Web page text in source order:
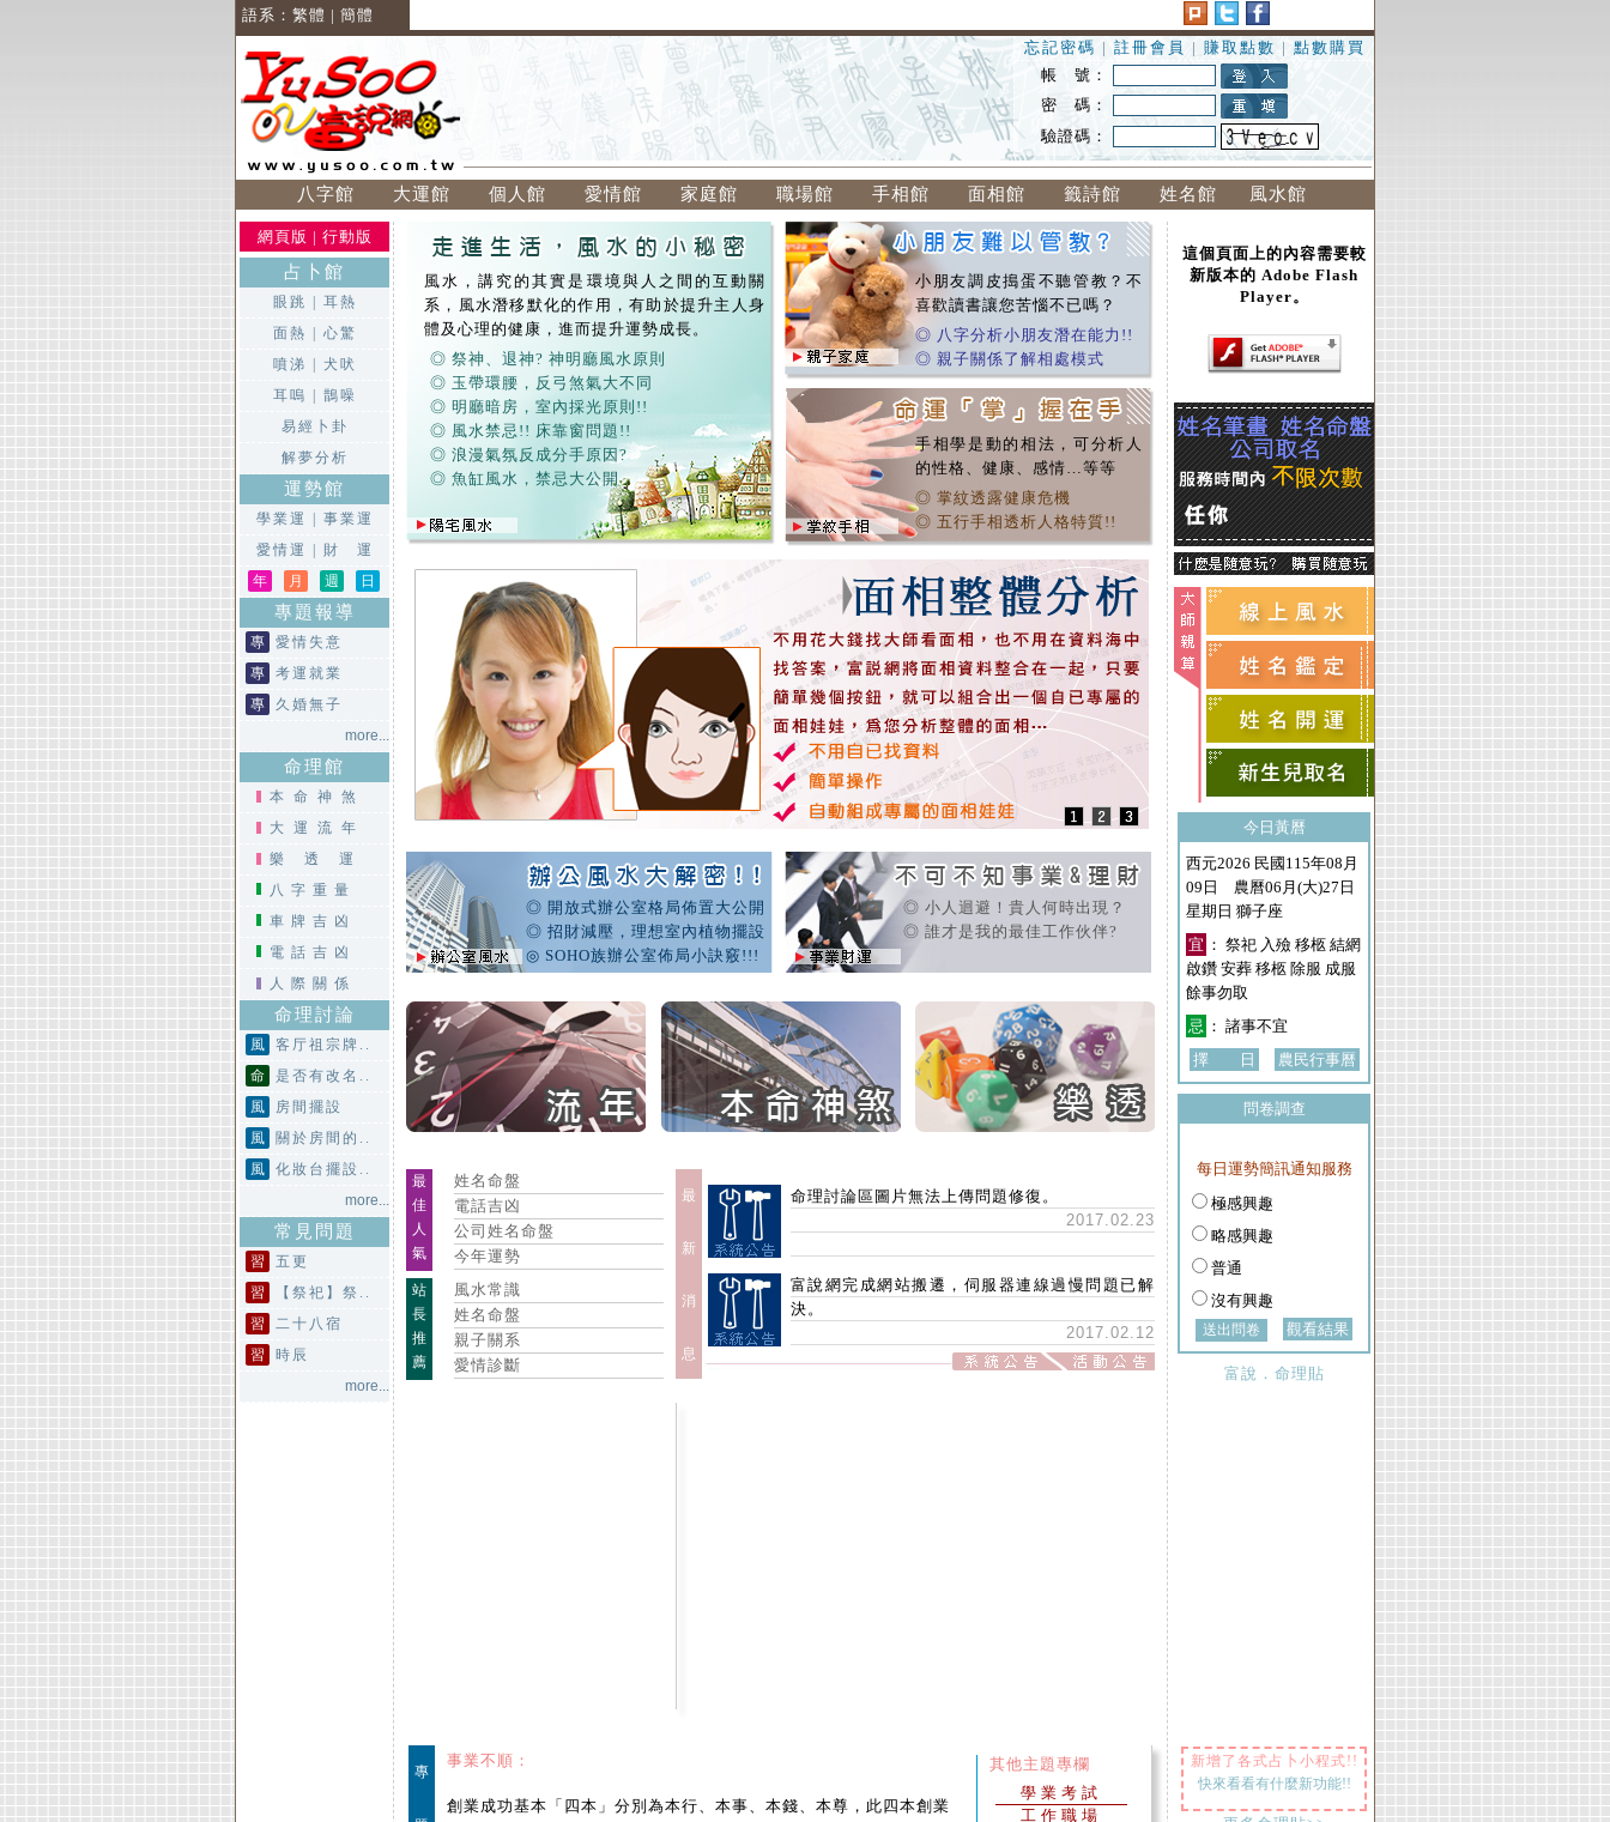
語系： 繁體 | 簡體
忘記密碼 | 註冊會員 | 賺取點數 | 點數購買
帳 號：
密 碼：
驗證碼：
八字館 大運館 個人館 愛情館 家庭館 職場館 手相館 面相館 籤詩館 姓名館 風水館
這個頁面上的內容需要較
新版本的 Adobe Flash
Player。
今日黃曆
西元2026 民國115年08月
09日 農曆06月(大)27日
星期日 獅子座
宜 ： 祭祀 入殮 移柩 結網
啟鑽 安葬 移柩 除服 成服
餘事勿取
忌 ： 諸事不宜
擇 日
農民行事曆
問卷調查
每日運勢簡訊通知服務
極感興趣
略感興趣
普通
沒有興趣
觀看結果
富說．命理貼
新增了各式占卜小程式!!
快來看看有什麼新功能!!
網頁版 | 行動版
占卜館
眼跳
耳熱
面熱
心驚
噴涕
犬吠
耳嗚
鵲噪
易經卜卦
解夢分析
運勢館
學業運
事業運
愛情運
財 運
年
月 週 日
專題報導
專
愛情失意
專
考運就業
專
久婚無子
more...
命理館
本命神煞
大運流年
樂透運
八字重量
車牌吉凶
電話吉凶
人際關係
命理討論
風
客厅祖宗牌..
命
是否有改名..
風
房間擺設
風
關於房間的..
風
化妝台擺設..
more...
常見問題
習
五更
習
【祭祀】祭..
習
二十八宿
習
時辰
more...
小朋友調皮搗蛋不聽管教？不
喜歡讀書讓您苦惱不已嗎？
◎ 八字分析小朋友潛在能力!!
◎ 親子關係了解相處模式
dfdf
風水，講究的其實是環境與人之間的互動關
系，風水潛移默化的作用，有助於提升主人身
體及心理的健康，進而提升運勢成長。
◎ 祭神、退神? 神明廳風水原則
◎ 玉帶環腰，反弓煞氣大不同
◎ 明廳暗房，室內採光原則!!
◎ 風水禁忌!! 床靠窗問題!!
◎ 浪漫氣氛反成分手原因?
◎ 魚缸風水，禁忌大公開
手相學是動的相法，可分析人
的性格、健康、感情…等等
◎ 掌紋透露健康危機
◎ 五行手相透析人格特質!!
◎ 開放式辦公室格局佈置大公開
◎ 招財減壓，理想室內植物擺設
◎ SOHO族辦公室佈局小訣竅!!!
◎ 小人迴避！貴人何時出現？
◎ 誰才是我的最佳工作伙伴?
最
新
消
息
命理討論區圖片無法上傳問題修復。
2017.02.23
富說網完成網站搬遷，伺服器連線過慢問題已解
決。
2017.02.12
最
佳
人
氣
姓名命盤
電話吉凶
公司姓名命盤
今年運勢
站
長
推
薦
風水常識
姓名命盤
親子關系
愛情診斷
其他主題專欄
學業考試
工作職場
專
事業不順：
創業成功基本「四本」分別為本行、本事、本錢、本尊，此四本創業